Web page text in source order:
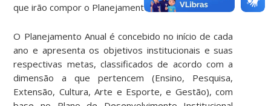
que irão compor o Planejamento Anual 2019.
O Planejamento Anual é concebido no início de cada
ano e apresenta os objetivos institucionais e suas
respectivas metas, classificados de acordo com a
dimensão a que pertencem (Ensino, Pesquisa,
Extensão, Cultura, Arte e Esporte, e Gestão), com